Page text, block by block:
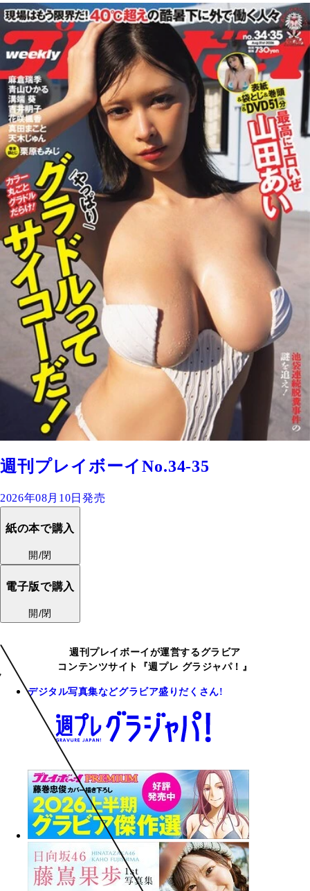
週刊プレイボーイNo.34-35
2026年08月10日発売
紙の本で購入
開/閉
電子版で購入
開/閉
週刊プレイボーイが運営するグラビア
コンテンツサイト『週プレ グラジャパ！』
デジタル写真集などグラビア盛りだくさん!